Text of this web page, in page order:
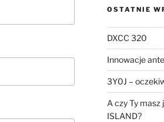
OSTATNIE
DXCC 320
Innowacje
3Y0J –
A czy Ty masz
ISLAND?